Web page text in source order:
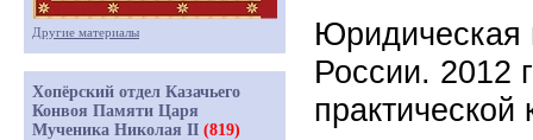
Юридическая
России. 2012
Другие материалы
Хопёрский отдел Казачьего
Конвоя Памяти Царя
Мученика Николая II (819)